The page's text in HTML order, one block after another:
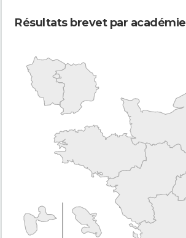
Résultats brevet par académie